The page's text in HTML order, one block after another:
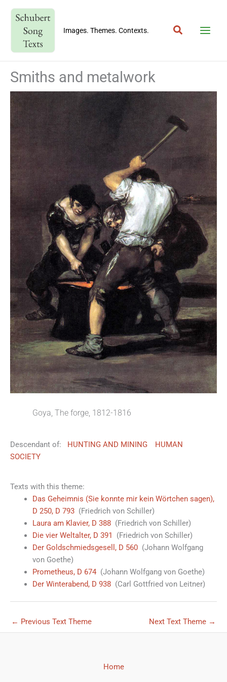
content
Images. Themes. Contexts. Search
Smiths and metalwork
Goya, The forge, 1812-1816
Descendant of: HUNTING AND MINING
HUMAN
SOCIETY
Texts with this theme:
Das Geheimnis (Sie konnte mir kein Wörtchen sagen),
D 250, D 793(Friedrich von Schiller)
Laura am Klavier, D 388(Friedrich von Schiller)
Die vier Weltalter, D 391 (Friedrich von Schiller)
Der Goldschmiedsgesell, D 560(Johann Wolfgang
von Goethe)
Prometheus, D 674(Johann Wolfgang von Goethe)
Der Winterabend, D 938(Carl Gottfried von Leitner)
← Previous Text Theme Next Text Theme →
Home